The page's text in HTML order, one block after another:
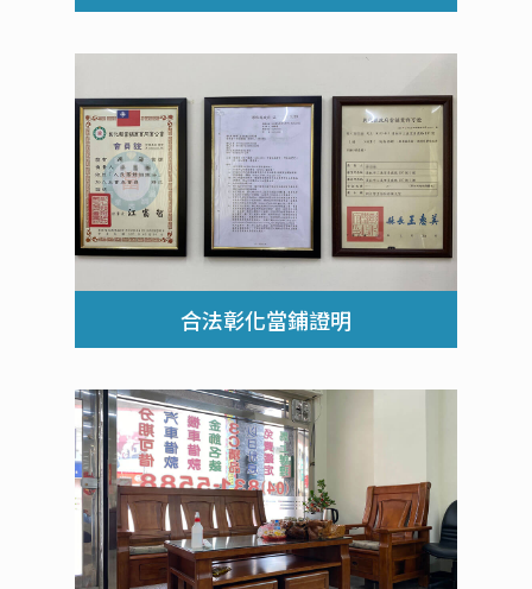
合法彰化當鋪證明